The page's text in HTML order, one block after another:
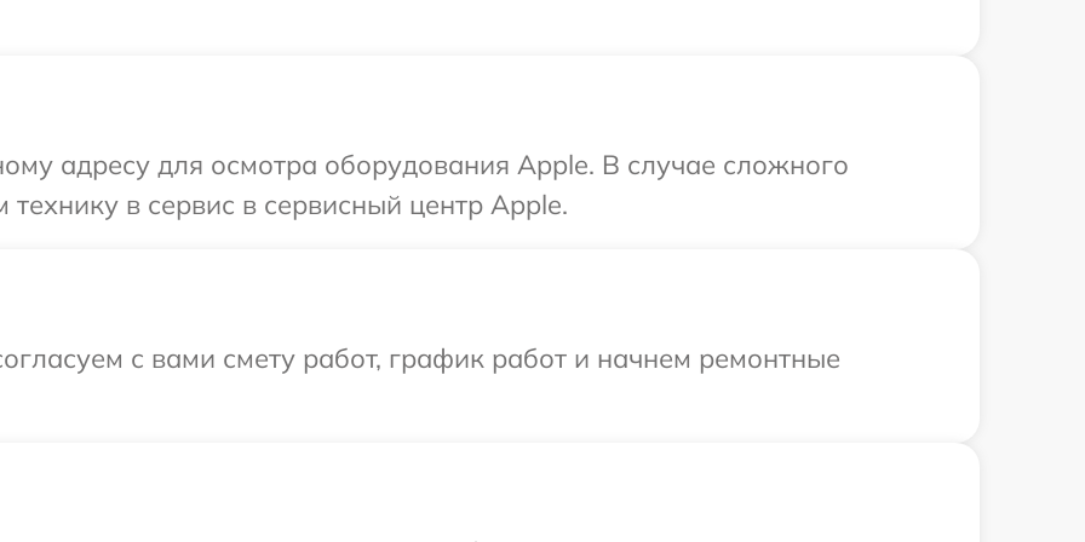
адресу для осмотра оборудования Apple. В случае сложного
в сервис в сервисный центр Apple.
с вами смету работ, график работ и начнем ремонтные